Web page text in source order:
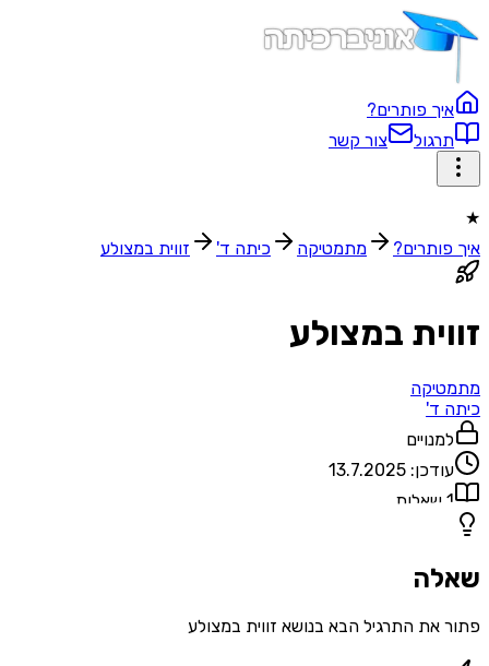
איך פותרים?
תרגול
צור קשר
★
איך פותרים?
מתמטיקה כיתה ד' זווית במצולע
זווית במצולע
מתמטיקה
כיתה ד'
למנויים
עודכן: 13.7.2025
1 שאלות
שאלה
פתור את התרגיל הבא בנושא זווית במצולע